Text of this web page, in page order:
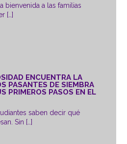
bienvenida a las familias
[…]
ENCUENTRA LA
PASANTES DE SIEMBRA
PRIMEROS PASOS EN EL
saben decir qué
Sin […]